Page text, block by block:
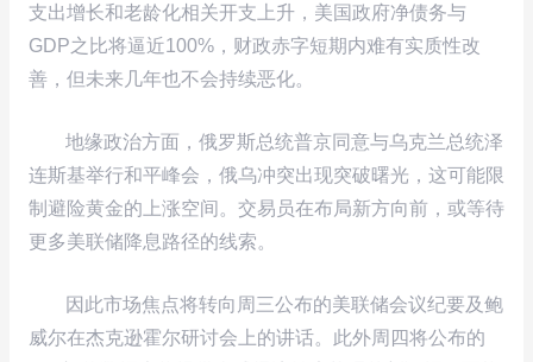
支出增长和老龄化相关开支上升，美国政府净债务与
GDP之比将逼近100%，财政赤字短期内难有实质性改
善，但未来几年也不会持续恶化。
地缘政治方面，俄罗斯总统普京同意与乌克兰总统泽
连斯基举行和平峰会，俄乌冲突出现突破曙光，这可能限
制避险黄金的上涨空间。交易员在布局新方向前，或等待
更多美联储降息路径的线索。
因此市场焦点将转向周三公布的美联储会议纪要及鲍
威尔在杰克逊霍尔研讨会上的讲话。此外周四将公布的